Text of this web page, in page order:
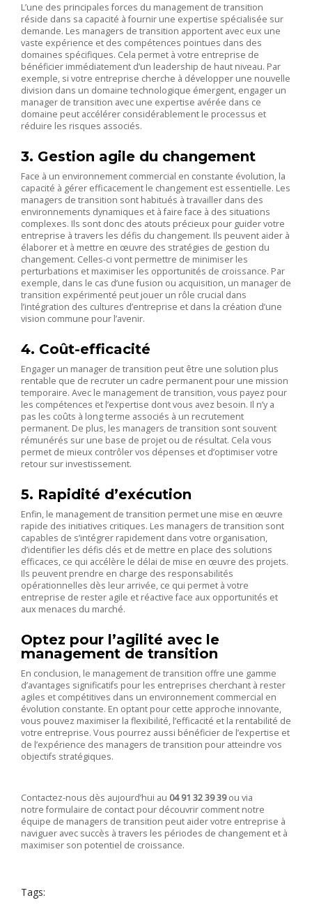
L’une des principales forces du management de transition
réside dans sa capacité à fournir une expertise spécialisée sur
demande. Les managers de transition apportent avec eux une
vaste expérience et des compétences pointues dans des
domaines spécifiques. Cela permet à votre entreprise de
bénéficier immédiatement d’un leadership de haut niveau. Par
exemple, si votre entreprise cherche à développer une nouvelle
division dans un domaine technologique émergent, engager un
manager de transition avec une expertise avérée dans ce
domaine peut accélérer considérablement le processus et
réduire les risques associés.
3. Gestion agile du changement
Face à un environnement commercial en constante évolution, la
capacité à gérer efficacement le changement est essentielle. Les
managers de transition sont habitués à travailler dans des
environnements dynamiques et à faire face à des situations
complexes. Ils sont donc des atouts précieux pour guider votre
entreprise à travers les défis du changement. Ils peuvent aider à
élaborer et à mettre en œuvre des stratégies de gestion du
changement. Celles-ci vont permettre de minimiser les
perturbations et maximiser les opportunités de croissance. Par
exemple, dans le cas d’une fusion ou acquisition, un manager de
transition expérimenté peut jouer un rôle crucial dans
l’intégration des cultures d’entreprise et dans la création d’une
vision commune pour l’avenir.
4. Coût-efficacité
Engager un manager de transition peut être une solution plus
rentable que de recruter un cadre permanent pour une mission
temporaire. Avec le management de transition, vous payez pour
les compétences et l’expertise dont vous avez besoin. Il n’y a
pas les coûts à long terme associés à un recrutement
permanent. De plus, les managers de transition sont souvent
rémunérés sur une base de projet ou de résultat. Cela vous
permet de mieux contrôler vos dépenses et d’optimiser votre
retour sur investissement.
5. Rapidité d’exécution
Enfin, le management de transition permet une mise en œuvre
rapide des initiatives critiques. Les managers de transition sont
capables de s’intégrer rapidement dans votre organisation,
d’identifier les défis clés et de mettre en place des solutions
efficaces, ce qui accélère le délai de mise en œuvre des projets.
Ils peuvent prendre en charge des responsabilités
opérationnelles dès leur arrivée, ce qui permet à votre
entreprise de rester agile et réactive face aux opportunités et
aux menaces du marché.
Optez pour l’agilité avec le
management de transition
En conclusion, le management de transition offre une gamme
d’avantages significatifs pour les entreprises cherchant à rester
agiles et compétitives dans un environnement commercial en
évolution constante. En optant pour cette approche innovante,
vous pouvez maximiser la flexibilité, l’efficacité et la rentabilité de
votre entreprise. Vous pourrez aussi bénéficier de l’expertise et
de l’expérience des managers de transition pour atteindre vos
objectifs stratégiques.
Contactez-nous dès aujourd’hui au 04 91 32 39 39ou via
notreformulaire de contact pour découvrir comment notre
équipe de managers de transition peut aider votre entreprise à
naviguer avec succès à travers les périodes de changement et à
maximiser son potentiel de croissance.
Tags: